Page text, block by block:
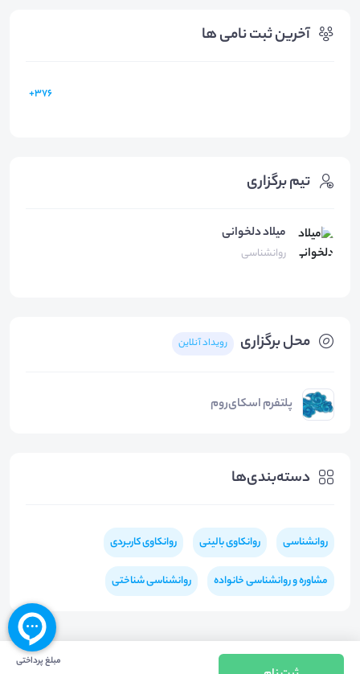
آخرین ثبت نامی ها
376+
محل برگزاری رویداد آنلاین
پلتفرم اسکای‌روم
دسته‌بندی‌ها
روانشناسی روانکاوی بالینی روانکاوی کاربردی
مشاوره و روانشناسی خانواده روانشناسی شناختی
تیم برگزاری
میلاد دلخوانی
روانشناسی
مبلغ پرداختی